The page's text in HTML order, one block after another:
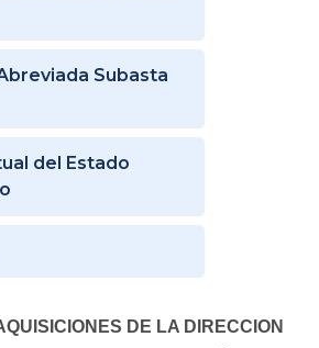
Subasta
del Estado
DE LA DIRECCION